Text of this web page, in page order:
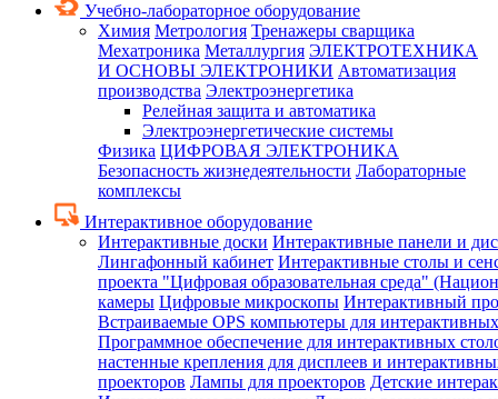
Учебно-лабораторное оборудование
Химия Метрология Тренажеры сварщика
Мехатроника Металлургия ЭЛЕКТРОТЕХНИКА
И ОСНОВЫ ЭЛЕКТРОНИКИ Автоматизация
производства Электроэнергетика
Релейная защита и автоматика
Электроэнергетические системы
Физика ЦИФРОВАЯ ЭЛЕКТРОНИКА
Безопасность жизнедеятельности Лабораторные
комплексы
Интерактивное оборудование
Интерактивные доски Интерактивные панели и
Лингафонный кабинет Интерактивные столы и
проекта "Цифровая образовательная среда"
камеры Цифровые микроскопы Интерактивный
Встраиваемые OPS компьютеры для
Программное обеспечение для интерактивных
настенные крепления для дисплеев и
проекторов Лампы для проекторов Детские